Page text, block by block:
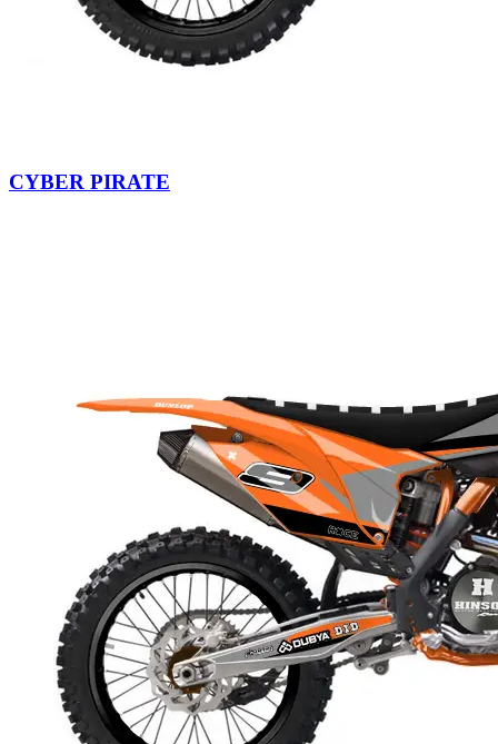
CYBER PIRATE